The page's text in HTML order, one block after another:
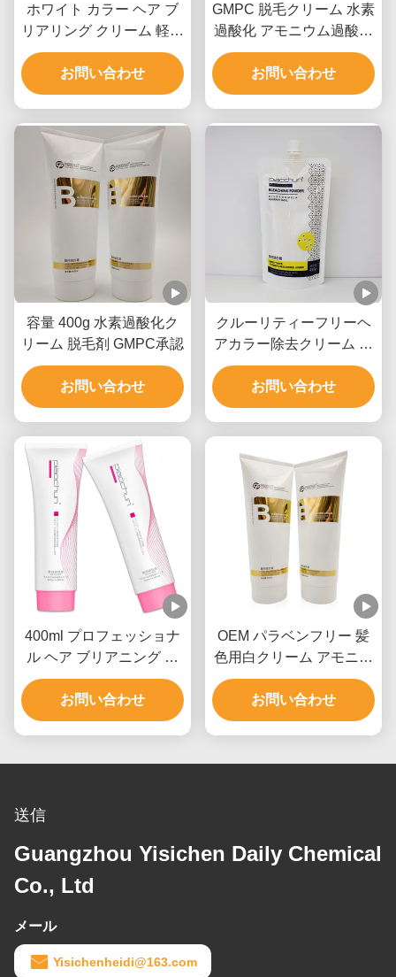
ホワイト カラー ヘア ブ
リアリング クリーム 軽量
公式 迅速 消える レベル
9 まで 上げ
お問い合わせ
GMPC 脱毛クリーム 水素
過酸化 アモニウム過酸化
鉱物油
お問い合わせ
容量 400g 水素過酸化ク
リーム 脱毛剤 GMPC承認
お問い合わせ
クルーリティーフリーヘ
アカラー除去クリーム 髪
を白くするクリーム サロ
ン用 9レベル
お問い合わせ
400ml プロフェッショナ
ル ヘア ブリアニング ク
リーム 男性 女性 9レベル
まで
お問い合わせ
OEM パラベンフリー 髪
色用白クリーム アモニウ
ムヒドロキシード
お問い合わせ
送信
Guangzhou Yisichen Daily Chemical
Co., Ltd
メール
Yisichenheidi@163.com